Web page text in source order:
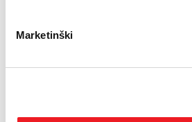
Marketinški
Sve odluke koje donosimo u HT
tržišnih prilika koje nas okružuju, bez bilo
godina.
Jedini „pritisci“ dolazili su od naših